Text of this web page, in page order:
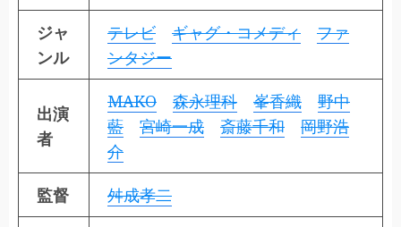
ジャ
ンル
テレビ ギャグ・コメディ
ファ
ンタジー
出演
者
MAKO 森永理科 峯香織
野中
藍
宮崎一成 斎藤千和
岡野浩
介
監督 舛成孝二